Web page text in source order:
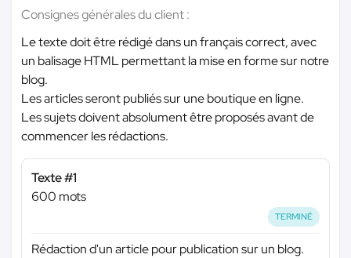
Consignes générales du client :
Le texte doit être rédigé dans un français correct, avec
un balisage HTML permettant la mise en forme sur notre
blog.
Les articles seront publiés sur une boutique en ligne.
Les sujets doivent absolument être proposés avant de
commencer les rédactions.
Texte #1
600 mots
TERMINÉ
Rédaction d'un article pour publication sur un blog.